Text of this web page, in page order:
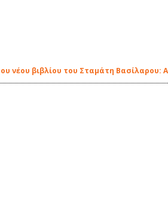
νέου βιβλίου του Σταμάτη Βασίλαρου: